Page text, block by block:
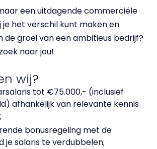
een uitdagende commerciële
het verschil kunt maken en
de groei van een ambitieus bedrijf?
naar jou!
wij?
tot €75.000,- (inclusief
afhankelijk van relevante kennis
bonusregeling met de
je salaris te verdubbelen;